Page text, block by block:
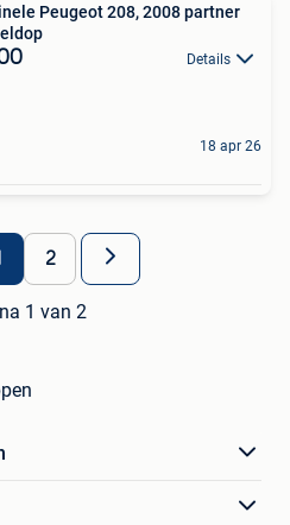
Peugeot 208, 2008 partner
Details
18 apr 26
2
1 van 2